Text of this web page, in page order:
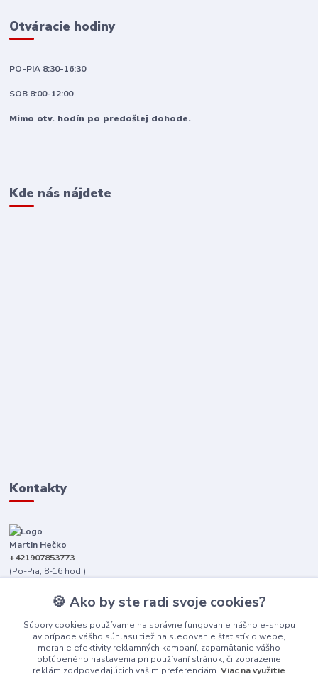
Otváracie hodiny
PO-PIA 8:30-16:30
SOB 8:00-12:00
Mimo otv. hodín po predošlej dohode.
Kde nás nájdete
Kontakty
Martin Hečko
+421907853773
(Po-Pia, 8-16 hod.)
senica@dizajnkamen.sk
🍪 Ako by ste radi svoje cookies?
Súbory cookies používame na správne fungovanie nášho e-shopu
av prípade vášho súhlasu tiež na sledovanie štatistík o webe,
meranie efektivity reklamných kampaní, zapamätanie vášho
obľúbeného nastavenia pri používaní stránok, či zobrazenie
reklám zodpovedajúcich vašim preferenciám. Viac na využitie